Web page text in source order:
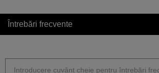
Întrebări frecvente